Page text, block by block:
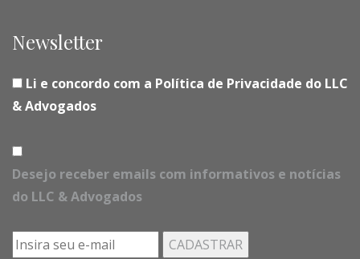
Newsletter
Li e concordo com a Política de Privacidade do LLC
& Advogados
Desejo receber emails com informativos e notícias
do LLC & Advogados